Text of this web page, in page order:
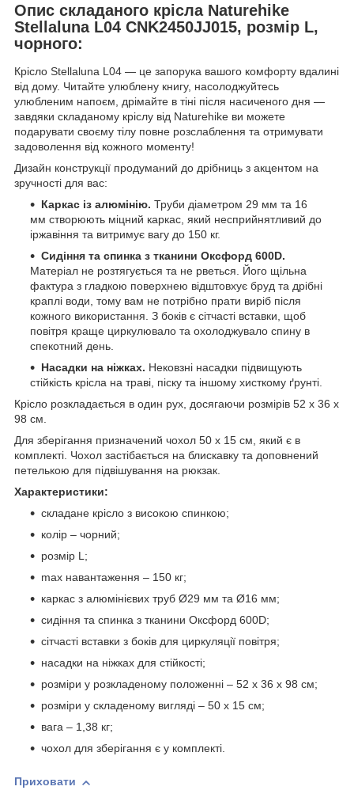
Опис складаного крісла Naturehike
Stellaluna L04 CNK2450JJ015, розмір L,
чорного:
Крісло Stellaluna L04 — це запорука вашого комфорту вдалині
від дому. Читайте улюблену книгу, насолоджуйтесь
улюбленим напоєм, дрімайте в тіні після насиченого дня —
завдяки складаному кріслу від Naturehike ви можете
подарувати своєму тілу повне розслаблення та отримувати
задоволення від кожного моменту!
Дизайн конструкції продуманий до дрібниць з акцентом на
зручності для вас:
Каркас із алюмінію. Труби діаметром 29 мм та 16
мм створюють міцний каркас, який несприйнятливий до
іржавіння та витримує вагу до 150 кг.
Сидіння та спинка з тканини Оксфорд 600D.
Матеріал не розтягується та не рветься. Його щільна
фактура з гладкою поверхнею відштовхує бруд та дрібні
краплі води, тому вам не потрібно прати виріб після
кожного використання. З боків є сітчасті вставки, щоб
повітря краще циркулювало та охолоджувало спину в
спекотний день.
Насадки на ніжках. Нековзні насадки підвищують
стійкість крісла на траві, піску та іншому хисткому ґрунті.
Крісло розкладається в один рух, досягаючи розмірів 52 х 36 х
98 см.
Для зберігання призначений чохол 50 х 15 см, який є в
комплекті. Чохол застібається на блискавку та доповнений
петелькою для підвішування на рюкзак.
Характеристики:
складане крісло з високою спинкою;
колір – чорний;
розмір L;
max навантаження – 150 кг;
каркас з алюмінієвих труб Ø29 мм та Ø16 мм;
сидіння та спинка з тканини Оксфорд 600D;
сітчасті вставки з боків для циркуляції повітря;
насадки на ніжках для стійкості;
розміри у розкладеному положенні – 52 х 36 х 98 см;
розміри у складеному вигляді – 50 х 15 см;
вага – 1,38 кг;
чохол для зберігання є у комплекті.
Приховати